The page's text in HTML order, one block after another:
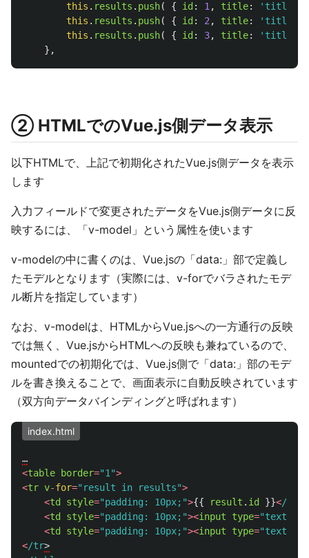
this . results . push( { id : 1, title: ' title1
this . results . push( { id : 2, title: ' title2
this . results . push( { id : 3, title: ' title3
},
② HTMLでのVue.js側データ表示
以下HTMLで、上記で初期化されたVue.js側データを表示
します
入力フィールドで変更されたデータをVue.js側データに反
映するには、「v-model」という属性を使います
v-modelの中に書くのは、Vue.jsの「data:」部で定義し
たモデルとなります（実際には、v-forでバラされたモデ
ル断片を指定しています）
なお、v-modelは、HTMLからVue.jsへの一方通行の反映
では無く、Vue.jsからHTMLへの反映も兼ねているので、
mountedでの初期化では、Vue.js側で「data:」部のモデ
ルを書き換えることで、画面表示に自動反映されています
（双方向データバインディングと呼ばれます）
index.html
…
<table border="1">
<tr v-for=" result in results">
<td style="padding: 10px; ">{{ result . id }}</td
<td style="padding: 10px; "><input type="text
<td style="padding: 10px; "><input type="text
</tr